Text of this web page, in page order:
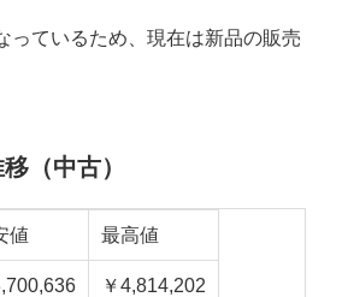
っているため、現在は新品の販売
（中古）
値 最高値
￥4,814,202